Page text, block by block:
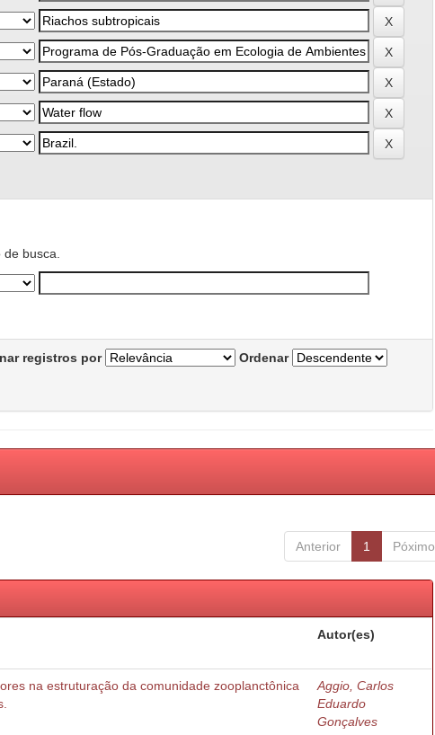
busca.
registros por
Ordenar
Anterior 1 Póximo
Autor(es)
na estruturação da comunidade zooplanctônica
Aggio, Carlos
Eduardo
Gonçalves